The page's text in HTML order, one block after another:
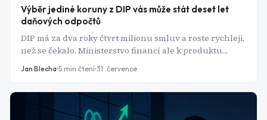
Výběr jediné koruny z DIP vás může stát deset let
daňových odpočtů
DIP má za dva roky čtvrt milionu smluv a roste rychleji,
než se čekalo. Ministerstvo financí ale k produktu
vydalo pravidla, ze kterých tři podstatná v žádné
Jan Blecha 5 min čtení 31. července